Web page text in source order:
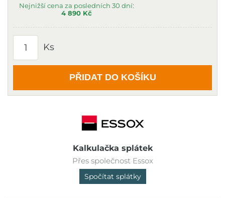
Nejnižší cena za posledních 30 dní:
4 890 Kč
Ks
PŘIDAT DO KOŠÍKU
Kalkulačka splátek
Přes společnost Essox
Spočítat splátky